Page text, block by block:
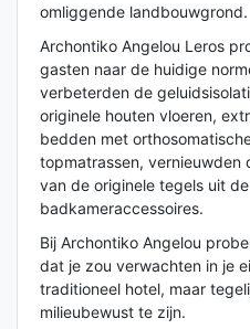
omliggende landbouwgrond.
Archontiko Angelou Leros
gasten naar de huidige
verbeterden de
originele houten vloeren,
bedden met
topmatrassen, vernieuwden
van de originele tegels uit
badkameraccessoires.
Bij Archontiko Angelou
dat je zou verwachten in je
traditioneel hotel, maar
milieubewust te zijn.